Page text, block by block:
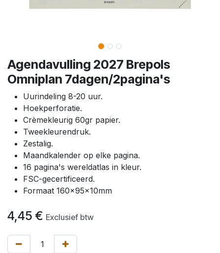
Agendavulling 2027 Brepols
Omniplan 7dagen/2pagina's
Uurindeling 8-20 uur.
Hoekperforatie.
Crèmekleurig 60gr papier.
Tweekleurendruk.
Zestalig.
Maandkalender op elke pagina.
16 pagina's wereldatlas in kleur.
FSC-gecertificeerd.
Formaat 160x95x10mm
4,45 € Exclusief btw